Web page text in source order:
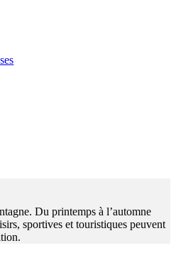
Du printemps à l’automne
sportives et touristiques peuvent